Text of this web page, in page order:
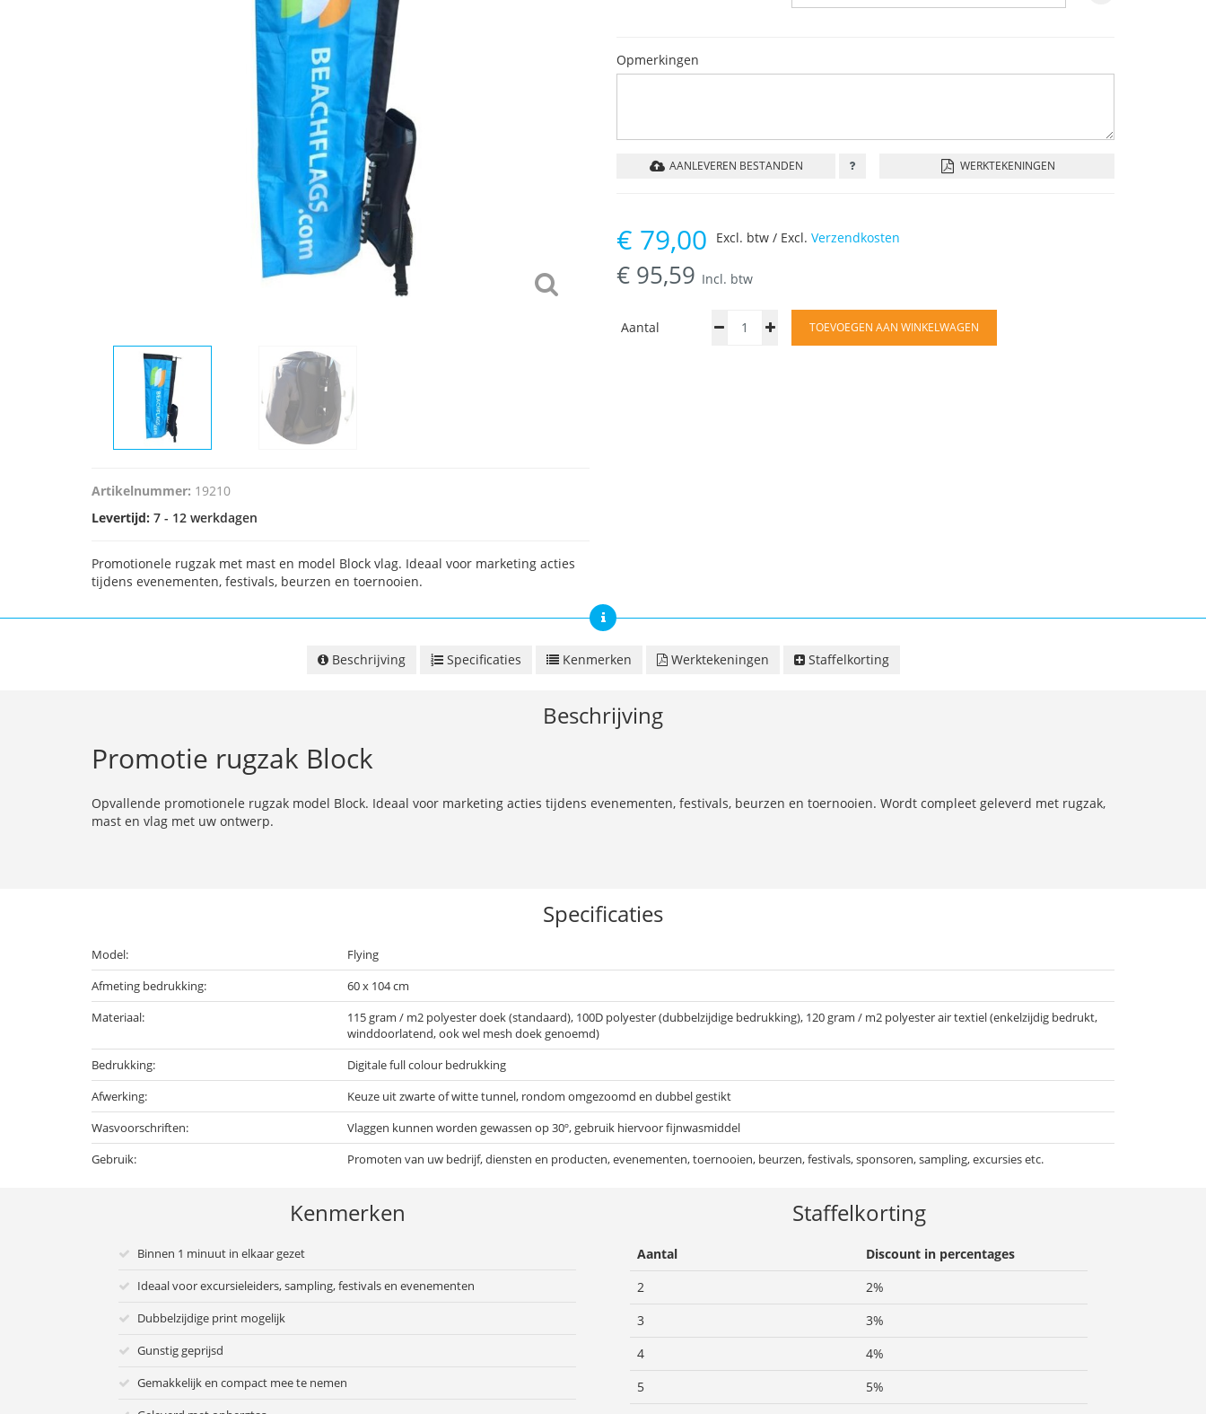
Artikelnummer: 19210
Levertijd: 7 - 12 werkdagen
Promotionele rugzak met mast en model Block vlag. Ideaal voor marketing acties
tijdens evenementen, festivals, beurzen en toernooien.
Opmerkingen
AANLEVEREN BESTANDEN WERKTEKENINGEN
€ 79,00
€ 95,59 Incl. btw
Excl. btw / Excl. Verzendkosten
Aantal TOEVOEGEN AAN WINKELWAGEN
Beschrijving Specificaties Kenmerken Werktekeningen Staffelkorting
Beschrijving
Promotie rugzak Block
Opvallende promotionele rugzak model Block. Ideaal voor marketing acties tijdens evenementen, festivals, beurzen en toernooien. Wordt compleet geleverd met rugzak,
mast en vlag met uw ontwerp.
Specificaties
Model:
Flying
Afmeting bedrukking:
60 x 104 cm
Materiaal:
115 gram / m2 polyester doek (standaard), 100D polyester (dubbelzijdige bedrukking), 120 gram / m2 polyester air textiel (enkelzijdig bedrukt,
winddoorlatend, ook wel mesh doek genoemd)
Bedrukking:
Digitale full colour bedrukking
Afwerking:
Keuze uit zwarte of witte tunnel, rondom omgezoomd en dubbel gestikt
Wasvoorschriften:
Vlaggen kunnen worden gewassen op 30º, gebruik hiervoor fijnwasmiddel
Gebruik:
Promoten van uw bedrijf, diensten en producten, evenementen, toernooien, beurzen, festivals, sponsoren, sampling, excursies etc.
Kenmerken
Binnen 1 minuut in elkaar gezet
Ideaal voor excursieleiders, sampling, festivals en evenementen
Dubbelzijdige print mogelijk
Gunstig geprijsd
Gemakkelijk en compact mee te nemen
Staffelkorting
Aantal
Discount in percentages
2
2%
3
3%
4
4%
5
5%